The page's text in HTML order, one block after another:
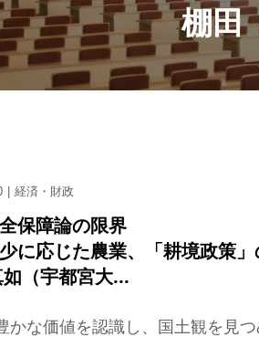
棚田
経済・財政
保障論の限界
に応じた農業、「耕境政策
（宇都宮大...
かな価値を認識し、国土観を見